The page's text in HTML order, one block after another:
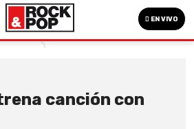
EN VIVO
canción con